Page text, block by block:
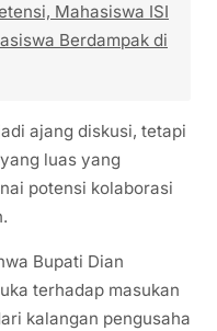
Mahasiswa ISI
Berdampak di
ajang diskusi, tetapi
luas yang
potensi kolaborasi
Bupati Dian
terhadap masukan
kalangan pengusaha